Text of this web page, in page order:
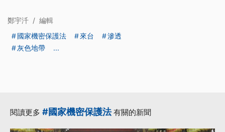
鄭宇汘 / 編輯
國家機密保護法
來台
滲透
灰色地帶
...
閱讀更多 #國家機密保護法有關的新聞